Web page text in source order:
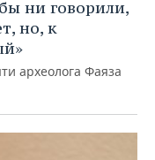
ни говорили,
но, к
археолога Фаяза